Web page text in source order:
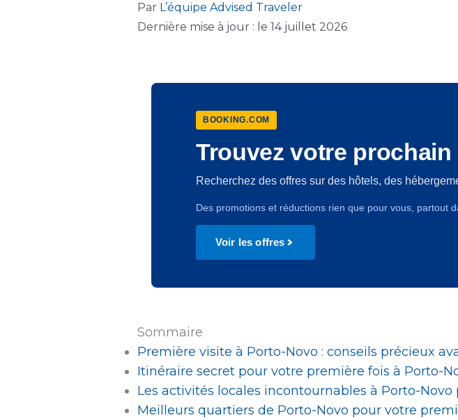
Par L’équipe Advised Traveler
Dernière mise à jour : le 14 juillet 2026
BOOKING.COM
Trouvez votre
Recherchez des offres sur des hôtels, des
Des promotions et réductions rien que pour vous, partout
Voir les offres
Sommaire
Première visite à Porto-Novo : conseils précieux
Itinéraire secret pour votre première fois à Porto-
Les activités locales incontournables à Porto-
Meilleurs quartiers de Porto-Novo pour votre